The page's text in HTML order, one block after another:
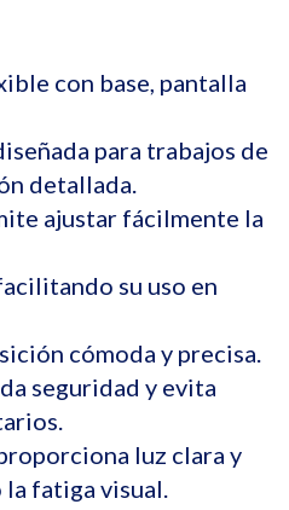
con base, pantalla
para trabajos de
detallada.
ajustar fácilmente la
su uso en
cómoda y precisa.
seguridad y evita
luz clara y
fatiga visual.